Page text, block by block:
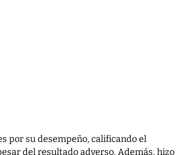
por su desempeño, calificando el
del resultado adverso. Además, hizo